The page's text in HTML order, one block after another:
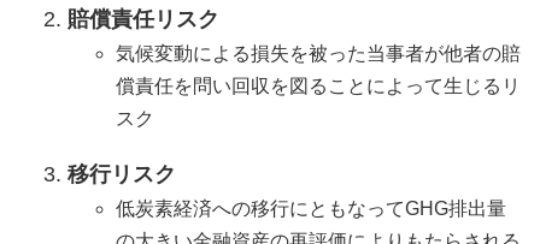
賠償責任リスク
気候変動による損失を被った当事者が他者の賠
償責任を問い回収を図ることによって生じるリ
スク
移行リスク
低炭素経済への移行にともなってGHG排出量